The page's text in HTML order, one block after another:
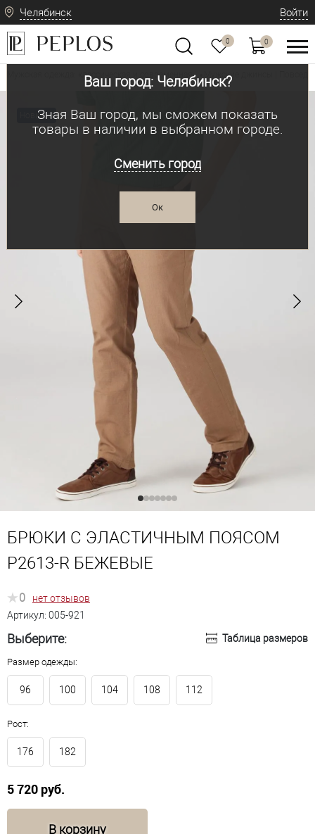
Челябинск
Ваш город: Челябинск?
Зная Ваш город, мы сможем показать
товары в наличии в выбранном городе.
Сменить город
Ок
Войти
0 0
Мужская одежда: классическая и современная Мужские джинсы |
Новинка
БРЮКИ С ЭЛАСТИЧНЫМ ПОЯСОМ
P2613-R БЕЖЕВЫЕ
0
нет отзывов
Артикул: 005-921
Выберите: Таблица размеров
Размер одежды:
96 100 104 108 112
Рост:
176 182
5 720 руб.
В корзину